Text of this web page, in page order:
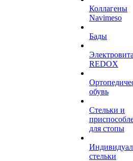
Коллагены
Navimeso
Бады
REDOX
обувь
Стельки и
для стопы
стельки